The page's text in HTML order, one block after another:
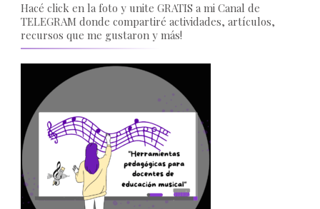
Hacé click en la foto y unite GRATIS a mi Canal de
TELEGRAM donde compartiré actividades, artículos,
recursos que me gustaron y más!